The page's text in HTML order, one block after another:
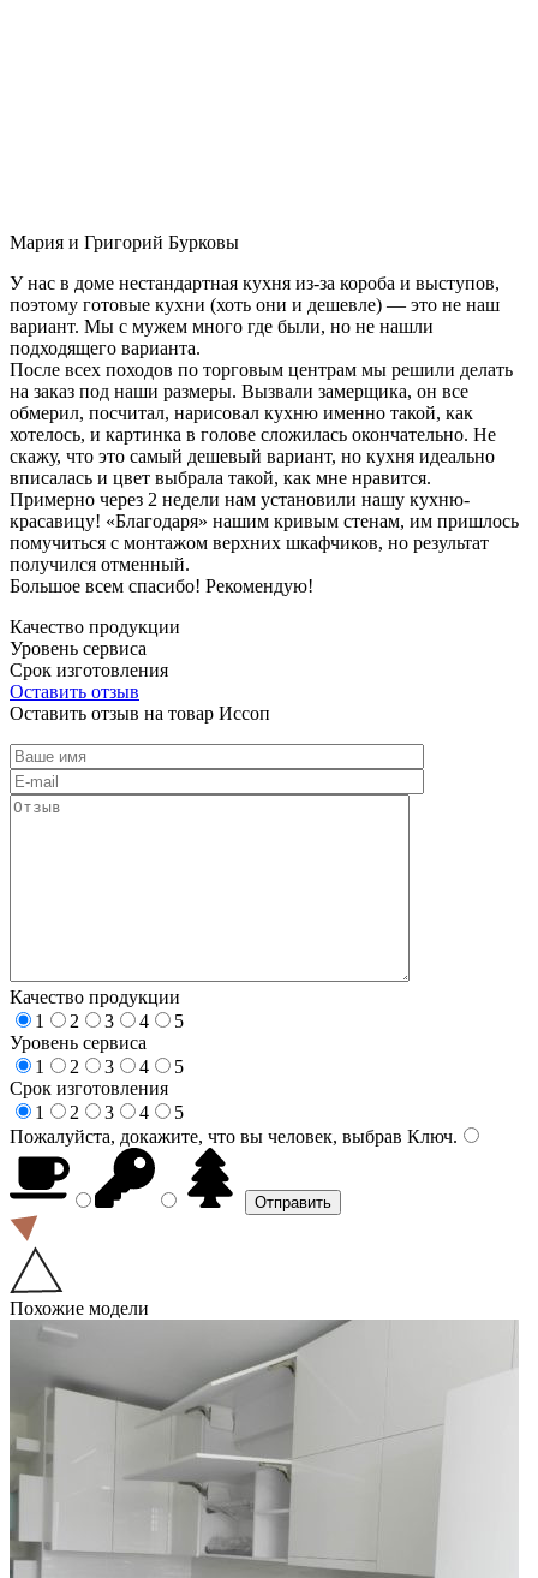
Мария и Григорий Бурковы
У нас в доме нестандартная кухня из-за короба и выступов,
поэтому готовые кухни (хоть они и дешевле) — это не наш
вариант. Мы с мужем много где были, но не нашли
подходящего варианта.
После всех походов по торговым центрам мы решили делать
на заказ под наши размеры. Вызвали замерщика, он все
обмерил, посчитал, нарисовал кухню именно такой, как
хотелось, и картинка в голове сложилась окончательно. Не
скажу, что это самый дешевый вариант, но кухня идеально
вписалась и цвет выбрала такой, как мне нравится.
Примерно через 2 недели нам установили нашу кухню-
красавицу! «Благодаря» нашим кривым стенам, им пришлось
помучиться с монтажом верхних шкафчиков, но результат
получился отменный.
Большое всем спасибо! Рекомендую!
Качество продукции
Уровень сервиса
Срок изготовления
Оставить отзыв
Оставить отзыв на товар Иссоп
Качество продукции
1
2 3 4
5
Уровень сервиса
1
2 3 4
5
Срок изготовления
1
2 3 4
5
Пожалуйста, докажите, что вы человек, выбрав Ключ.
Похожие модели